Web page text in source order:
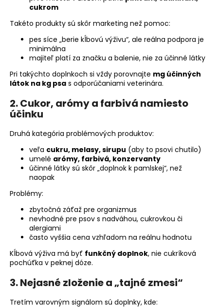
cukrom
Takéto produkty sú skôr marketing než pomoc:
pes síce „berie kĺbovú výživu“, ale reálna podpora je
minimálna
majiteľ platí za značku a balenie, nie za účinné látky
Pri takýchto doplnkoch si vždy porovnajte mg účinných
látok na kg psa s odporúčaniami veterinára.
2. Cukor, arómy a farbivá namiesto
účinku
Druhá kategória problémových produktov:
veľa cukru, melasy, sirupu (aby to psovi chutilo)
umelé arómy, farbivá, konzervanty
účinné látky sú skôr „doplnok k pamlskej“, než
naopak
Problémy:
zbytočná záťaž pre organizmus
nevhodné pre psov s nadváhou, cukrovkou či
alergiami
často vyššia cena vzhľadom na reálnu hodnotu
Kĺbová výživa má byť funkčný doplnok, nie cukríková
pochúťka v peknej dóze.
3. Nejasné zloženie a „tajné zmesi“
Tretím varovným signálom sú doplnky, kde: